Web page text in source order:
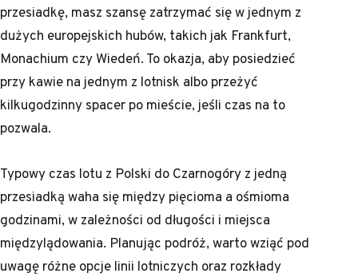
przesiadkę, masz szansę zatrzymać się w jednym z
dużych europejskich hubów, takich jak Frankfurt,
Monachium czy Wiedeń. To okazja, aby posiedzieć
przy kawie na jednym z lotnisk albo przeżyć
kilkugodzinny spacer po mieście, jeśli czas na to
pozwala.
Typowy czas lotu z Polski do Czarnogóry z jedną
przesiadką waha się między pięcioma a ośmioma
godzinami, w zależności od długości i miejsca
międzylądowania. Planując podróż, warto wziąć pod
uwagę różne opcje linii lotniczych oraz rozkłady